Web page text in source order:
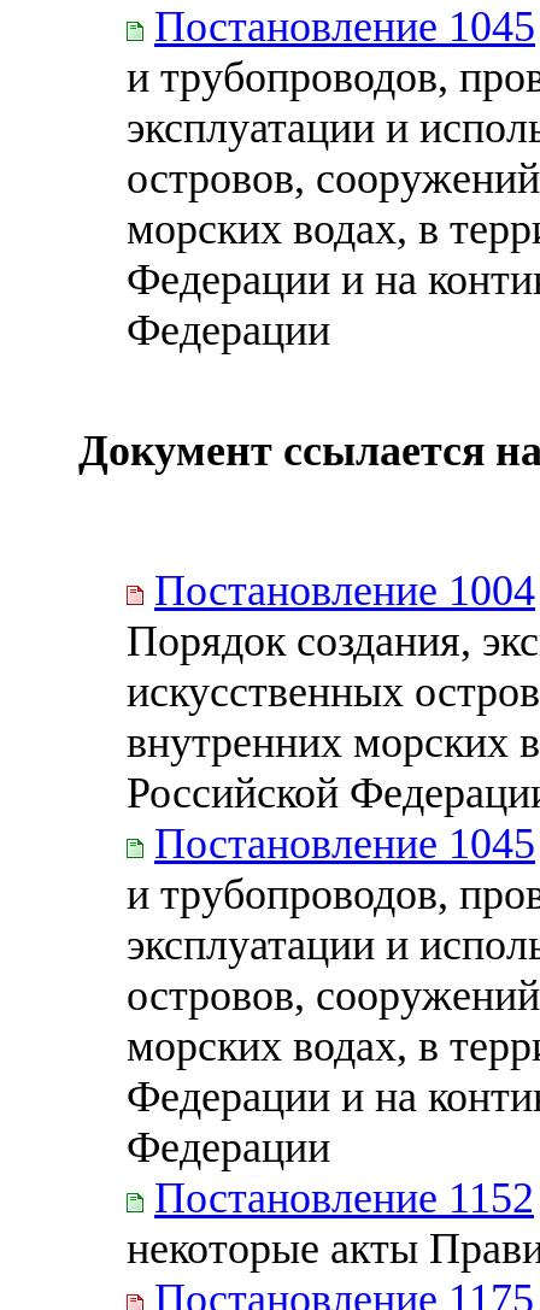
Постановление 1045
и трубопроводов,
эксплуатации и
островов,
морских водах, в
Федерации и на
Федерации
Документ ссылается
Постановление 1004
Порядок создания,
искусственных
внутренних морских
Российской
Постановление 1045
и трубопроводов,
эксплуатации и
островов,
морских водах, в
Федерации и на
Федерации
Постановление 1152
некоторые акты
Постановление 1175